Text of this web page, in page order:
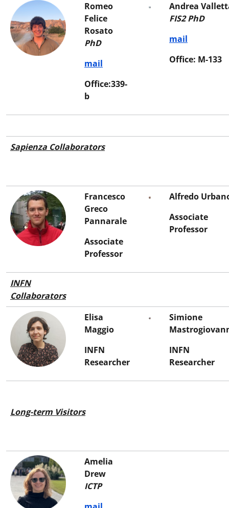
Romeo
Felice
Rosato
PhD
mail
Office:339-
b
Andrea
FIS2 PhD
mail
Office: M-133
Sapienza Collaborators
Francesco
Greco
Pannarale
Associate
Professor
Alfredo
Associate
Professor
INFN
Collaborators
Elisa
Maggio
INFN
Researcher
Simione
INFN
Researcher
Long-term Visitors
Amelia
Drew
ICTP